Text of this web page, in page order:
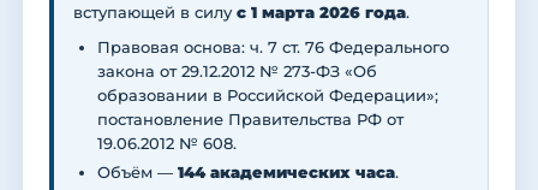
вступающей в силус 1 марта 2026 года.
Правовая основа: ч. 7 ст. 76 Федерального
закона от 29.12.2012 № 273-ФЗ «Об
образовании в Российской Федерации»;
постановление Правительства РФ от
19.06.2012 № 608.
Объём — 144 академических часа.